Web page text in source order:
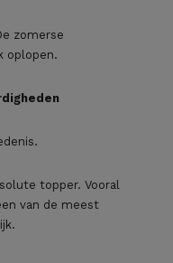
zomerse
oplopen.
topper. Vooral
van de meest